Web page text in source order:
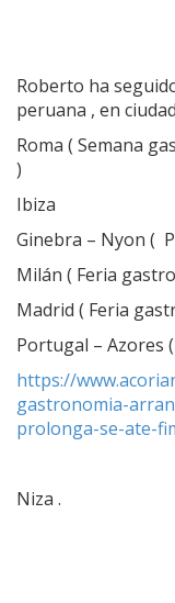
Roberto ha
peruana , en
Roma ( Semana
)
Ibiza
Ginebra – Nyon (
Milán ( Feria
Madrid ( Feria
Portugal – Azores
https://
gastronomia-
prolonga-se-ate-
Niza .